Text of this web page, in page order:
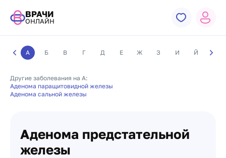
ВРАЧИ
ОНЛАЙН
А Б В Г Д Е Ж З И Й К
Другие заболевания на А:
Аденома паращитовидной железы
Аденома сальной железы
Аденома предстательной
железы